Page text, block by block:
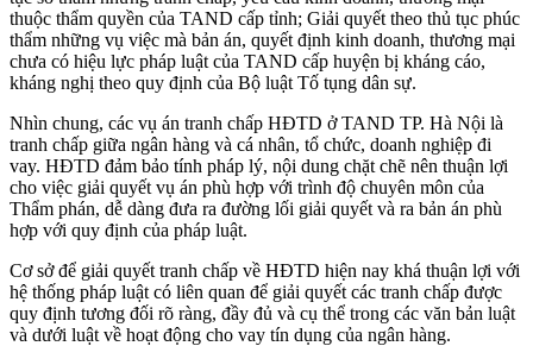
thuộc thẩm quyền của TAND cấp tỉnh; Giải quyết theo thủ tục phúc
thẩm những vụ việc mà bản án, quyết định kinh doanh, thương mại
chưa có hiệu lực pháp luật của TAND cấp huyện bị kháng cáo,
kháng nghị theo quy định của Bộ luật Tố tụng dân sự.
Nhìn chung, các vụ án tranh chấp HĐTD ở TAND TP. Hà Nội là
tranh chấp giữa ngân hàng và cá nhân, tổ chức, doanh nghiệp đi
vay. HĐTD đảm bảo tính pháp lý, nội dung chặt chẽ nên thuận lợi
cho việc giải quyết vụ án phù hợp với trình độ chuyên môn của
Thẩm phán, dễ dàng đưa ra đường lối giải quyết và ra bản án phù
hợp với quy định của pháp luật.
Cơ sở để giải quyết tranh chấp về HĐTD hiện nay khá thuận lợi với
hệ thống pháp luật có liên quan để giải quyết các tranh chấp được
quy định tương đối rõ ràng, đầy đủ và cụ thể trong các văn bản luật
và dưới luật về hoạt động cho vay tín dụng của ngân hàng.